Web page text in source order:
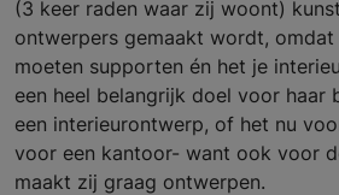
(3 keer raden waar zij woont)
ontwerpers gemaakt wordt,
moeten supporten én het je
een heel belangrijk doel voor haar
een interieurontwerp, of het nu
voor een kantoor- want ook voor
maakt zij graag ontwerpen.